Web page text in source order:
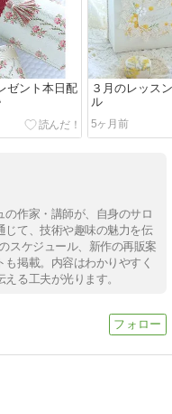
ゼント本日配
３月のレッス
ル
5ヶ月前
の作家・講師が、自身のサロ
じて、技術や趣味の魅力を伝
スケジュール、新作の再販案
掲載。内容はわかりやすく
る工夫が光ります。